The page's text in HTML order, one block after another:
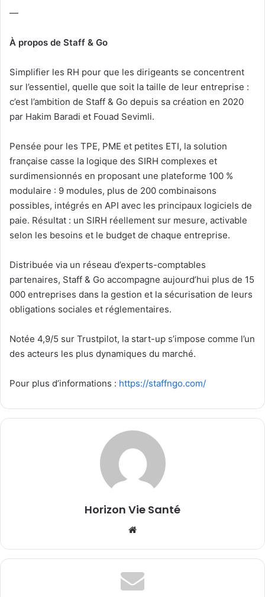
—
À propos de Staff & Go
Simplifier les RH pour que les dirigeants se concentrent
sur l’essentiel, quelle que soit la taille de leur entreprise :
c’est l’ambition de Staff & Go depuis sa création en 2020
par Hakim Baradi et Fouad Sevimli.
Pensée pour les TPE, PME et petites ETI, la solution
française casse la logique des SIRH complexes et
surdimensionnés en proposant une plateforme 100 %
modulaire : 9 modules, plus de 200 combinaisons
possibles, intégrés en API avec les principaux logiciels de
paie. Résultat : un SIRH réellement sur mesure, activable
selon les besoins et le budget de chaque entreprise.
Distribuée via un réseau d’experts-comptables
partenaires, Staff & Go accompagne aujourd’hui plus de 15
000 entreprises dans la gestion et la sécurisation de leurs
obligations sociales et réglementaires.
Notée 4,9/5 sur Trustpilot, la start-up s’impose comme l’un
des acteurs les plus dynamiques du marché.
Pour plus d’informations : https://staffngo.com/
Horizon Vie Santé